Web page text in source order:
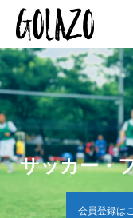
サッカー・
会員登録は